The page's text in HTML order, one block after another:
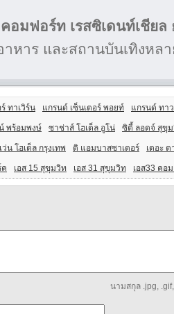
อมฟอร์ท เรสซิเดนท์เชียล
าหาร และสถานบันเทิงหล
ทาเวิร์น แกรนด์ เซ็นเตอร์ พอยท์ แกรนด์ ทา
พร้อมพงษ์ ซาช่าส์ โฮเต็ล อูโน่ ซิตี้ ลอดจ์ สุขุ
ว่น โฮเต็ล กรุงเทพ ดิ แอมบาสซาเดอร์ เดอะ
ค เอส 15 สุขุมวิท เอส 31 สุขุมวิท เอส33 คอ
นามสกุล .jpg,